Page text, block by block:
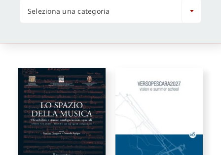
CONSIP / MEPA / ANVUR / CINECA
Autori
Proposte di pubblicazione
Gangemi Editore
Seleziona una categoria